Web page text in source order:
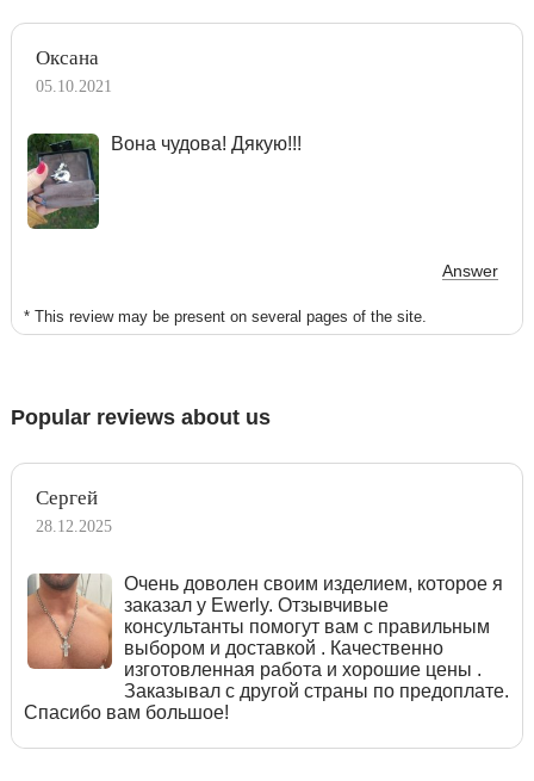
Оксана
05.10.2021
Вона чудова! Дякую!!!
Answer
* This review may be present on several pages of the site.
Popular reviews about us
Сергей
28.12.2025
Очень доволен своим изделием, которое я
заказал у Ewerly. Отзывчивые
консультанты помогут вам с правильным
выбором и доставкой . Качественно
изготовленная работа и хорошие цены .
Заказывал с другой страны по предоплате.
Спасибо вам большое!